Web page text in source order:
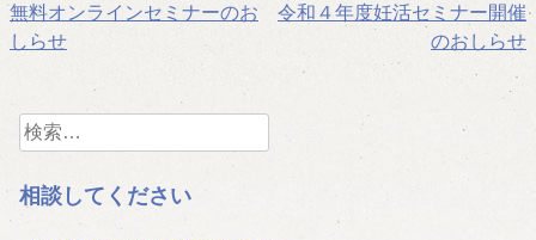
投
稿
ビ
ゲ
無料オンラインセミナーのお
しらせ
令和４年度妊活セミナー開催
のおしらせ
検
索:
相談してください